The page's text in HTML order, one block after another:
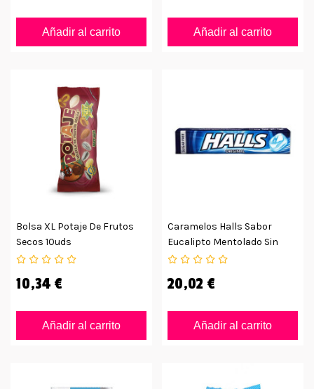
Añadir al carrito Añadir al carrito
Bolsa XL Potaje De Frutos
Secos 10uds
10,34 €
Añadir al carrito
Caramelos Halls Sabor
Eucalipto Mentolado Sin
Azúcar
20,02 €
Añadir al carrito